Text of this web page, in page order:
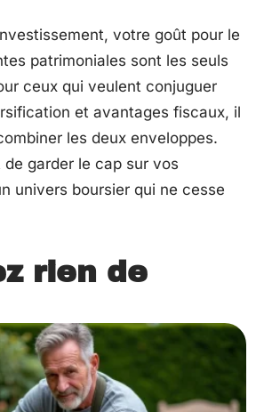
votre goût pour le
patrimoniales sont les seuls
ceux qui veulent conjuguer
et avantages fiscaux, il
les deux enveloppes.
de garder le cap sur vos
univers boursier qui ne cesse
rien de